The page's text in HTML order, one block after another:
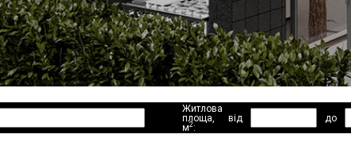
Житлова
площа,
м2:
від до